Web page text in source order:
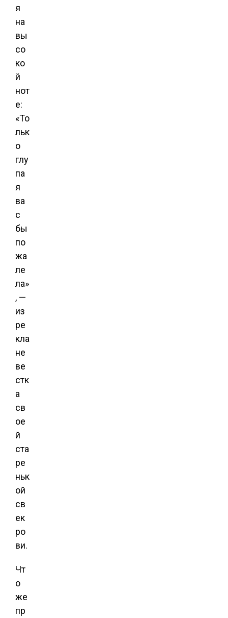
я
на
вы
со
ко
й
нот
е:
«То
льк
о
глу
па
я
ва
с
бы
по
жа
ле
ла»
, —
из
ре
кла
не
ве
стк
а
св
ое
й
ста
ре
ньк
ой
св
ек
ро
ви.
Чт
о
же
пр